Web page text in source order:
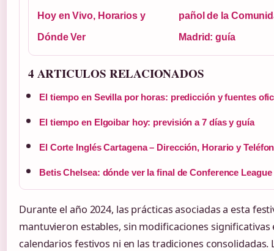
Hoy en Vivo, Horarios y
Dónde Ver
pañol de la
Madrid: guía
4 ARTICULOS RELACIONADOS
El tiempo en Sevilla por horas: predicción y fuentes
El tiempo en Elgoibar hoy: previsión a 7 días y guía
El Corte Inglés Cartagena – Dirección, Horario y
Betis Chelsea: dónde ver la final de Conference League
Durante el año 2024, las prácticas asociadas a esta
mantuvieron estables, sin modificaciones significativas
calendarios festivos ni en las tradiciones consolidadas.